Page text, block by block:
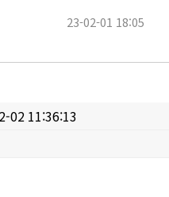
23-02-01 18:05
02 11:36:13